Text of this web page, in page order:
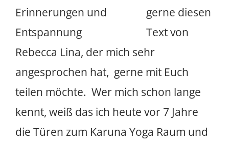
gerne diesen
Text von
Rebecca Lina, der mich sehr
angesprochen hat, gerne mit Euch
teilen möchte. Wer mich schon lange
kennt, weiß das ich heute vor 7 Jahre
die Türen zum Karuna Yoga Raum und